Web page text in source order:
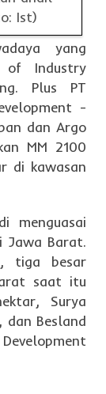
yang
of Industry
Plus PT
-
dan Argo
MM 2100
di kawasan
menguasai
Jawa Barat.
tiga besar
saat itu
Surya
dan Besland